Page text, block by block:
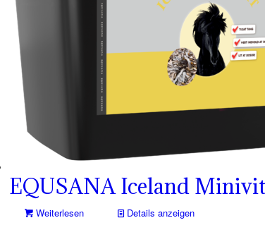
EQUSANA Iceland Minivit
Weiterlesen Details anzeigen